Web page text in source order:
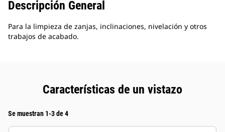
Descripción General
Para la limpieza de zanjas, inclinaciones, nivelación y otros
trabajos de acabado.
Características de un vistazo
Se muestran 1-3 de 4